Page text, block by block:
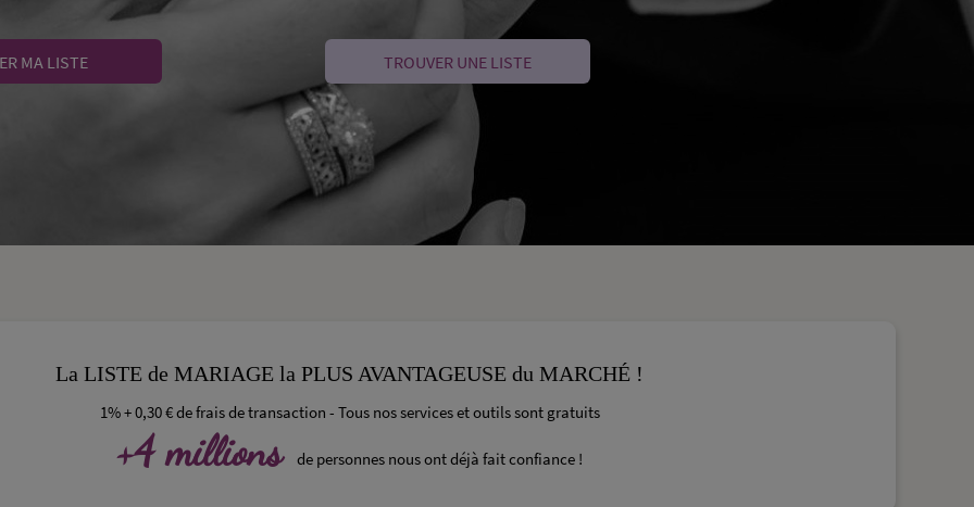
MA LISTE TROUVER UNE LISTE
La LISTE de MARIAGE la PLUS AVANTAGEUSE du MARCHÉ !
1% + 0,30 € de frais de transaction - Tous nos services et outils sont gratuits
+4 millions de personnes nous ont déjà fait confiance !